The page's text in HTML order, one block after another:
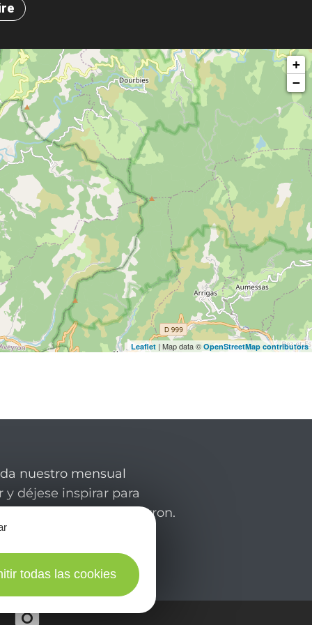
+
−
Leaflet | Map data © OpenStreetMap contributors
nuestro mensual
y déjese inspirar para
su estancia en el Aveyron.
todas las cookies